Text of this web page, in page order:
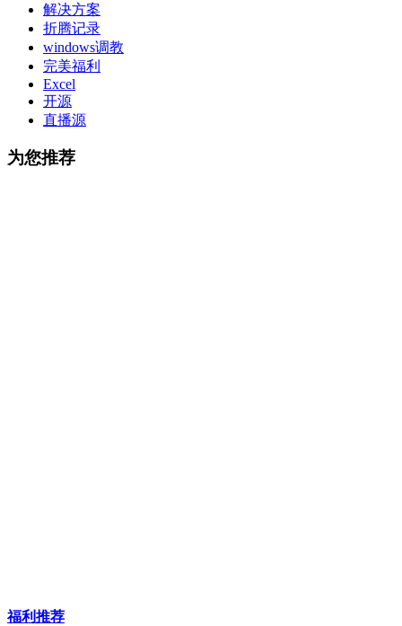
解决方案
折腾记录
windows调教
完美福利
Excel
开源
直播源
为您推荐
福利推荐